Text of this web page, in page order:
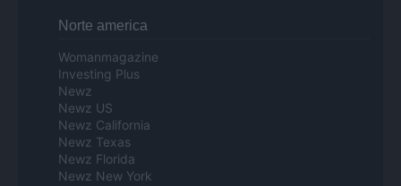
Norte america
Womanmagazine
Investing Plus
Newz
Newz US
Newz California
Newz Texas
Newz Florida
Newz New York